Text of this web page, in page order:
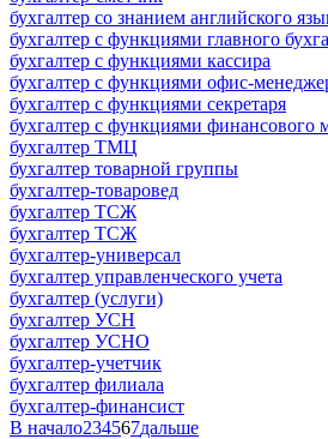
бухгалтер со знанием английского
бухгалтер с функциями главного
бухгалтер с функциями кассира
бухгалтер с функциями офис-
бухгалтер с функциями секретаря
бухгалтер с функциями финансового
бухгалтер ТМЦ
бухгалтер товарной группы
бухгалтер-товаровед
бухгалтер ТСЖ
бухгалтер ТСЖ
бухгалтер-универсал
бухгалтер управленческого учета
бухгалтер (услуги)
бухгалтер УСН
бухгалтер УСНО
бухгалтер-учетчик
бухгалтер филиала
бухгалтер-финансист
В начало234567дальше